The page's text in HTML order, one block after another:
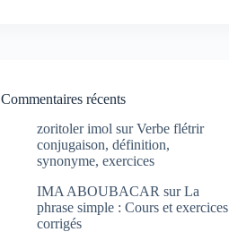
Commentaires récents
zoritoler imol surVerbe flétrir
conjugaison, définition,
synonyme, exercices
IMA ABOUBACAR surLa
phrase simple : Cours et exercices
corrigés